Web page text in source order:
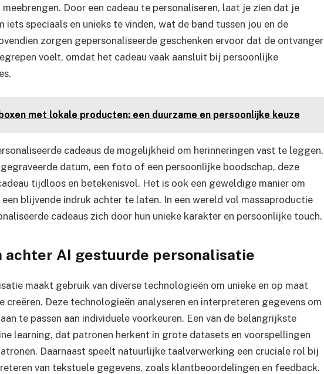
Door een cadeau te personaliseren, laat je zien dat je
iets speciaals en unieks te vinden, wat de band tussen jou en de
zorgen gepersonaliseerde geschenken ervoor dat de ontvanger
voelt, omdat het cadeau vaak aansluit bij persoonlijke
met lokale producten: een duurzame en persoonlijke keuze
cadeaus de mogelijkheid om herinneringen vast te leggen.
datum, een foto of een persoonlijke boodschap, deze
tijdloos en betekenisvol. Het is ook een geweldige manier om
blijvende indruk achter te laten. In een wereld vol massaproductie
cadeaus zich door hun unieke karakter en persoonlijke touch.
achter AI gestuurde personalisatie
maakt gebruik van diverse technologieën om unieke en op maat
creëren. Deze technologieën analyseren en interpreteren gegevens om
te passen aan individuele voorkeuren. Een van de belangrijkste
learning, dat patronen herkent in grote datasets en voorspellingen
Daarnaast speelt natuurlijke taalverwerking een cruciale rol bij
van tekstuele gegevens, zoals klantbeoordelingen en feedback.